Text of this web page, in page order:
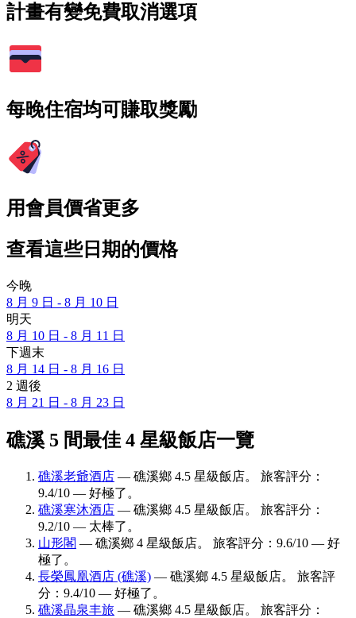
計畫有變免費取消選項
每晚住宿均可賺取獎勵
用會員價省更多
查看這些日期的價格
今晚
8 月 9 日 - 8 月 10 日
明天
8 月 10 日 - 8 月 11 日
下週末
8 月 14 日 - 8 月 16 日
2 週後
8 月 21 日 - 8 月 23 日
礁溪 5 間最佳 4 星級飯店一覽
礁溪老爺酒店 — 礁溪鄉 4.5 星級飯店。 旅客評分：
9.4/10 — 好極了。
礁溪寒沐酒店 — 礁溪鄉 4.5 星級飯店。 旅客評分：
9.2/10 — 太棒了。
山形閣 — 礁溪鄉 4 星級飯店。 旅客評分：9.6/10 — 好
極了。
長榮鳳凰酒店 (礁溪) — 礁溪鄉 4.5 星級飯店。 旅客評
分：9.4/10 — 好極了。
礁溪晶泉丰旅 — 礁溪鄉 4.5 星級飯店。 旅客評分：